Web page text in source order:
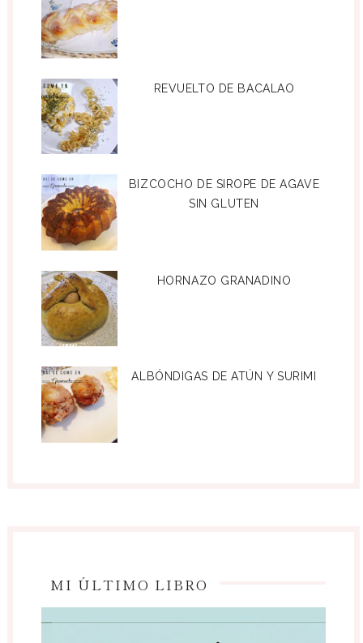
REVUELTO DE BACALAO
BIZCOCHO DE SIROPE DE AGAVE
SIN GLUTEN
HORNAZO GRANADINO
ALBÓNDIGAS DE ATÚN Y SURIMI
MI ÚLTIMO LIBRO